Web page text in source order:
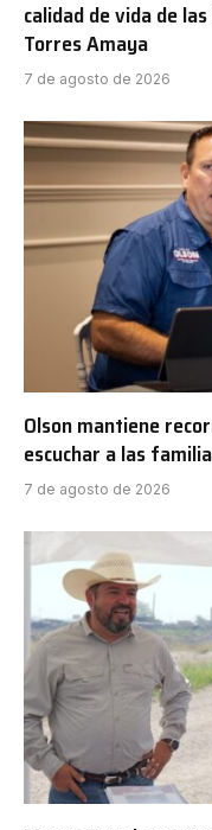
calidad de vida de
Torres Amaya
7 de agosto de 2026
Olson mantiene
escuchar a las
7 de agosto de 2026